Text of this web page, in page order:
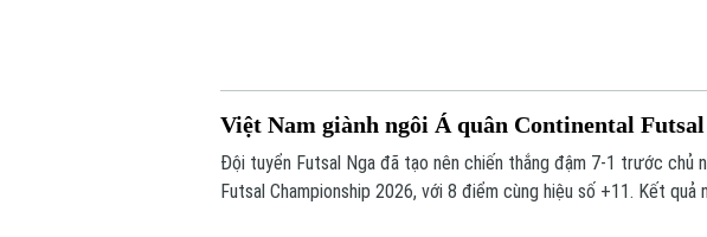
Việt Nam giành ngôi Á quân Continental Futsal
Đội tuyển Futsal Nga đã tạo nên chiến thắng đậm 7-1 trước chủ
Futsal Championship 2026, với 8 điểm cùng hiệu số +11. Kết